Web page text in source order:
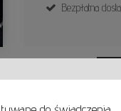
Bezpłatna